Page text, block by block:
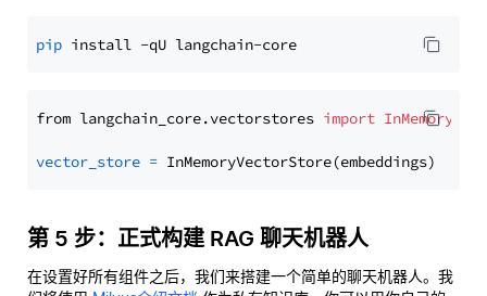
pip
from langchain_core.vectorstores import
vector_store =
第 5 步：正式构建 RAG 聊天机器人
在设置好所有组件之后，我们来搭建一个简单的聊天机器人。我